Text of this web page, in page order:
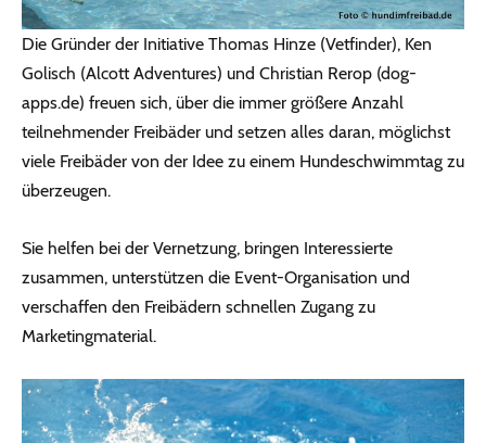
Die Gründer der Initiative Thomas Hinze (Vetfinder), Ken
Golisch (Alcott Adventures) und Christian Rerop (dog-
apps.de) freuen sich, über die immer größere Anzahl
teilnehmender Freibäder und setzen alles daran, möglichst
viele Freibäder von der Idee zu einem Hundeschwimmtag zu
überzeugen.
Sie helfen bei der Vernetzung, bringen Interessierte
zusammen, unterstützen die Event-Organisation und
verschaffen den Freibädern schnellen Zugang zu
Marketingmaterial.